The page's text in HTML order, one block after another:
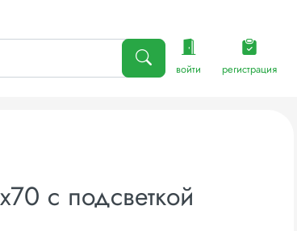
войти регистрация
с подсветкой